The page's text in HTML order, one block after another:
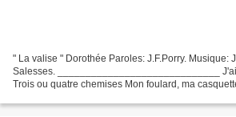
" La valise " Dorothée Paroles: J.F.Porry. Musique:
Salesses. _____________________________
Trois ou quatre chemises Mon foulard, ma